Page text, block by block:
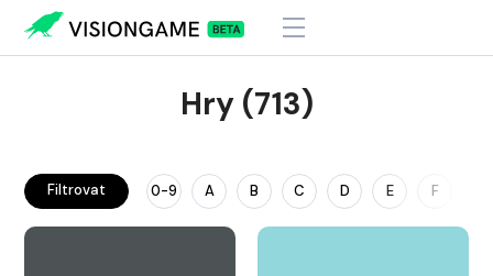
Hry (713)
Filtrovat 0-9 A B C D E F